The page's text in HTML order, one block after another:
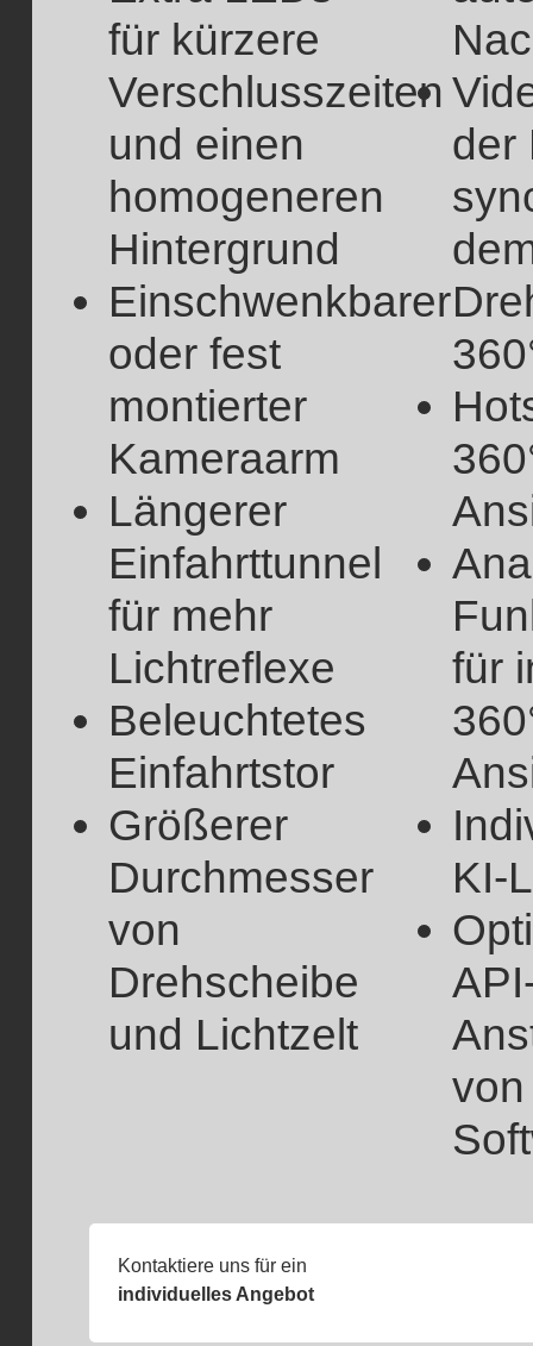
für kürzere
Verschlusszeiten
und einen
homogeneren
Hintergrund
Einschwenkbarer
oder fest
montierter
Kameraarm
Längerer
Einfahrttunnel
für mehr
Lichtreflexe
Beleuchtetes
Einfahrtstor
Größerer
Durchmesser
von
Drehscheibe
und Lichtzelt
der
für
KI-
Kontaktiere uns für ein
individuelles Angebot